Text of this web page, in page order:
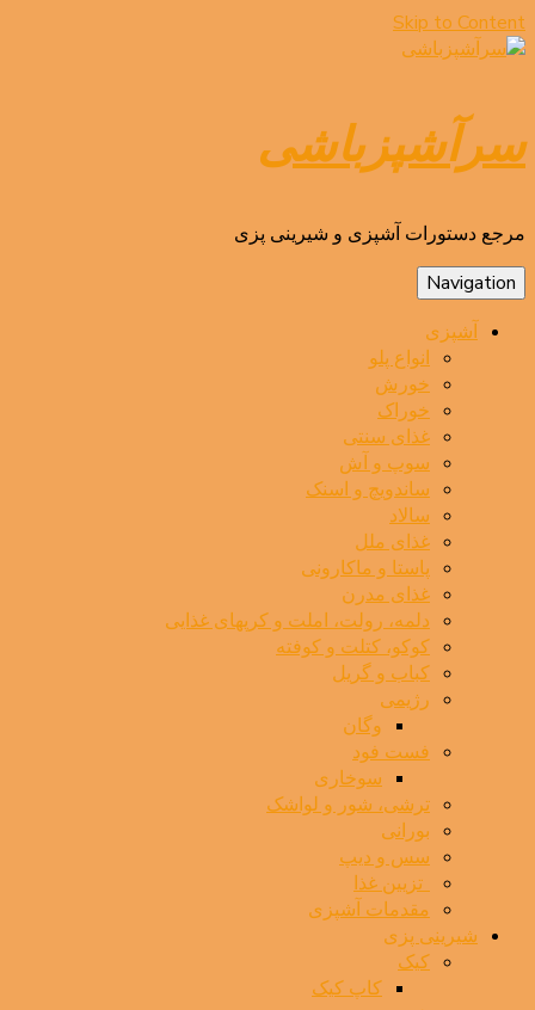
Skip to Content
سرآشپزباشی
مرجع دستورات آشپزی و شیرینی پزی
Navigation
آشپزی
انواع پلو
خورش
خوراک
غذای سنتی
سوپ و آش
ساندویچ و اسنک
سالاد
غذای ملل
پاستا و ماکارونی
غذای مدرن
دلمه، رولت، املت و کرپهای غذایی
کوکو، کتلت و کوفته
کباب و گریل
رژیمی
وگان
فست فود
سوخاری
ترشی، شور و لواشک
بورانی
سس و دیپ
⁯ ‌ تزیین غذا
مقدمات آشپزی
شیرینی پزی
کیک
کاپ کیک